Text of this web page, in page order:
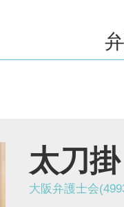
売掛債
売掛金
仮処分
強制執行
強制執行
特定調停
太刀
大阪弁護士会